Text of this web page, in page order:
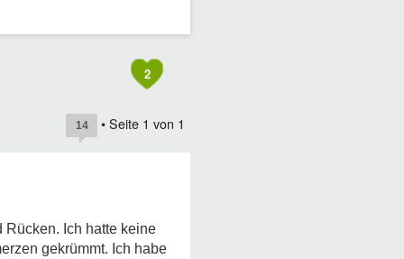
2
14 • Seite 1 von 1
Rücken. Ich hatte keine
gekrümmt. Ich habe